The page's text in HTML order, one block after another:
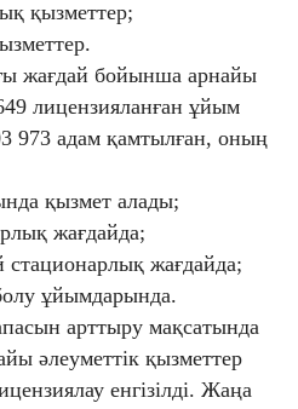
қызметтер;
жағдай бойынша арнайы
лицензияланған ұйым
973 адам қамтылған, оның
қызмет алады;
жағдайда;
стационарлық жағдайда;
ұйымдарында.
арттыру мақсатында
әлеуметтік қызметтер
енгізілді. Жаңа